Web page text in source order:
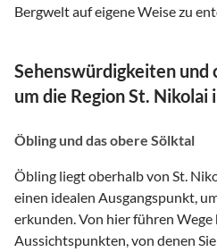
Bergwelt auf eigene Weise zu
Sehenswürdigkeiten und
um die Region St. Nikolai
Öbling und das obere Sölktal
Öbling liegt oberhalb von St.
einen idealen Ausgangspunkt,
erkunden. Von hier führen
Aussichtspunkten, von denen